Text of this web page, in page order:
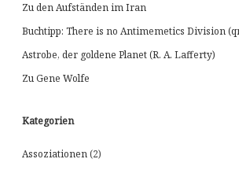
Zu den Aufständen im Iran
Buchtipp: There is no Antimemetics Division
Astrobe, der goldene Planet (R. A. Lafferty)
Zu Gene Wolfe
Kategorien
Assoziationen(2)